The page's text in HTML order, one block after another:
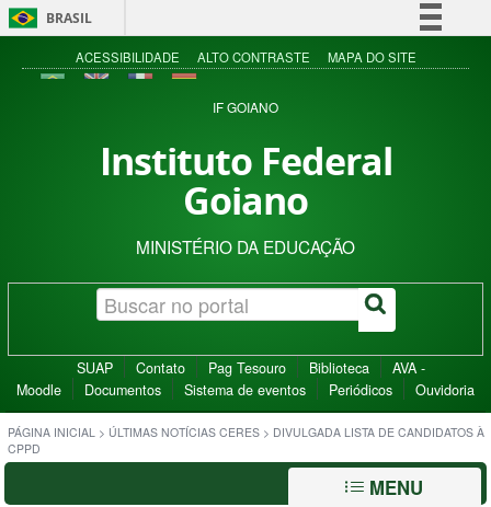
BRASIL
Simplifique!
Acesso à informação
ACESSIBILIDADE ALTO CONTRASTE MAPA DO SITE
IF GOIANO
Instituto Federal
Goiano
MINISTÉRIO DA EDUCAÇÃO
SUAP Contato Pag Tesouro Biblioteca
AVA -
Moodle
Documentos Sistema de eventos Periódicos Ouvidoria
PÁGINA INICIAL > ÚLTIMAS NOTÍCIAS CERES > DIVULGADA LISTA DE CANDIDATOS À
CPPD
MENU